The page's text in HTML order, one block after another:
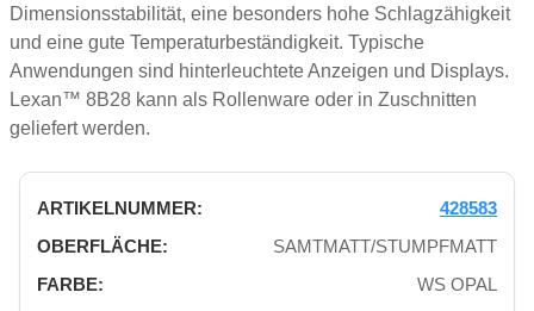
Dimensionsstabilität, eine besonders hohe Schlagzähigkeit
und eine gute Temperaturbeständigkeit. Typische
Anwendungen sind hinterleuchtete Anzeigen und Displays.
Lexan™ 8B28 kann als Rollenware oder in Zuschnitten
geliefert werden.
428583
SAMTMATT/STUMPFMATT
WS OPAL